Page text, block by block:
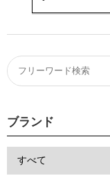
ブランド